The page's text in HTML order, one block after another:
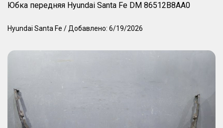
Юбка передняя Hyundai Santa Fe DM 86512B8AA0
Hyundai Santa Fe / Добавлено: 6/19/2026